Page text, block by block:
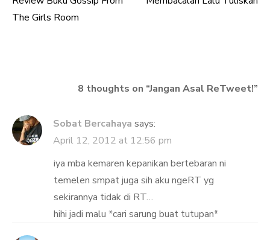
Post
The Girls Room
8 thoughts on “Jangan Asal ReTweet!”
Sobat Bercahaya says:
April 12, 2012 at 12:56 pm
iya mba kemaren kepanikan bertebaran ni
temelen smpat juga sih aku ngeRT yg
sekirannya tidak di RT…
hihi jadi malu *cari sarung buat tutupan*